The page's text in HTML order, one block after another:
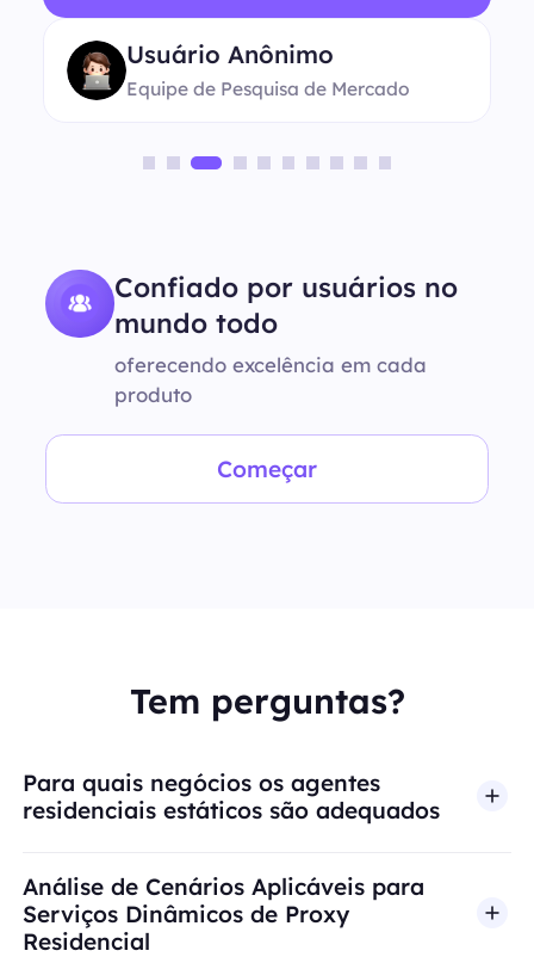
Usuário Anônimo
Equipe de Pesquisa de Mercado
Confiado por usuários no
mundo todo
oferecendo excelência em cada
produto
Começar
Tem perguntas?
Para quais negócios os agentes
residenciais estáticos são adequados
Análise de Cenários Aplicáveis para
Serviços Dinâmicos de Proxy
Residencial